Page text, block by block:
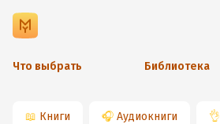
Что выбрать Библиотека
📖 Книги 🎧 Аудиокниги 👌